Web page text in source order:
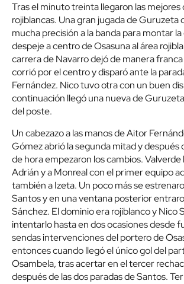
Tras el minuto treinta llegaron las mejores
rojiblancas. Una gran jugada de Guruzeta
mucha precisión a la banda para montar
despeje a centro de Osasuna al área
carrera de Navarro dejó de manera
corrió por el centro y disparó ante la
Fernández. Nico tuvo otra con un buen
continuación llegó una nueva de
del poste.
Un cabezazo a las manos de Aitor
Gómez abrió la segunda mitad y
de hora empezaron los cambios.
Adrián y a Monreal con el primer equipo
también a Izeta. Un poco más se
Santos y en una ventana posterior
Sánchez. El dominio era rojiblanco y Nico
intentarlo hasta en dos ocasiones desde
sendas intervenciones del portero de
entonces cuando llegó el único gol del
Osambela, tras acertar en el tercer
después de las dos paradas de Santos.